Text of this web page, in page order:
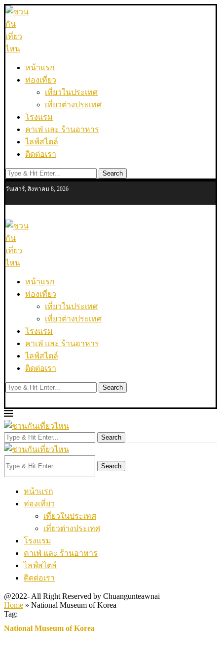
หน้าแรก
ท่องเที่ยว
เที่ยวในประเทศ
เที่ยวต่างประเทศ
โรงแรม
คาเฟ่ และ ร้านอาหาร
ไลฟ์สไตล์
ติดต่อเรา
Search
วันเสาร์, สิงหาคม 8, 2026
หน้าแรก
ท่องเที่ยว
เที่ยวในประเทศ
เที่ยวต่างประเทศ
โรงแรม
คาเฟ่ และ ร้านอาหาร
ไลฟ์สไตล์
ติดต่อเรา
Search
Search
Search
หน้าแรก
ท่องเที่ยว
เที่ยวในประเทศ
เที่ยวต่างประเทศ
โรงแรม
คาเฟ่ และ ร้านอาหาร
ไลฟ์สไตล์
ติดต่อเรา
@2022- All Right Reserved by Chuangunteawnai
Home » National Museum of Korea
Tag:
National Museum of Korea